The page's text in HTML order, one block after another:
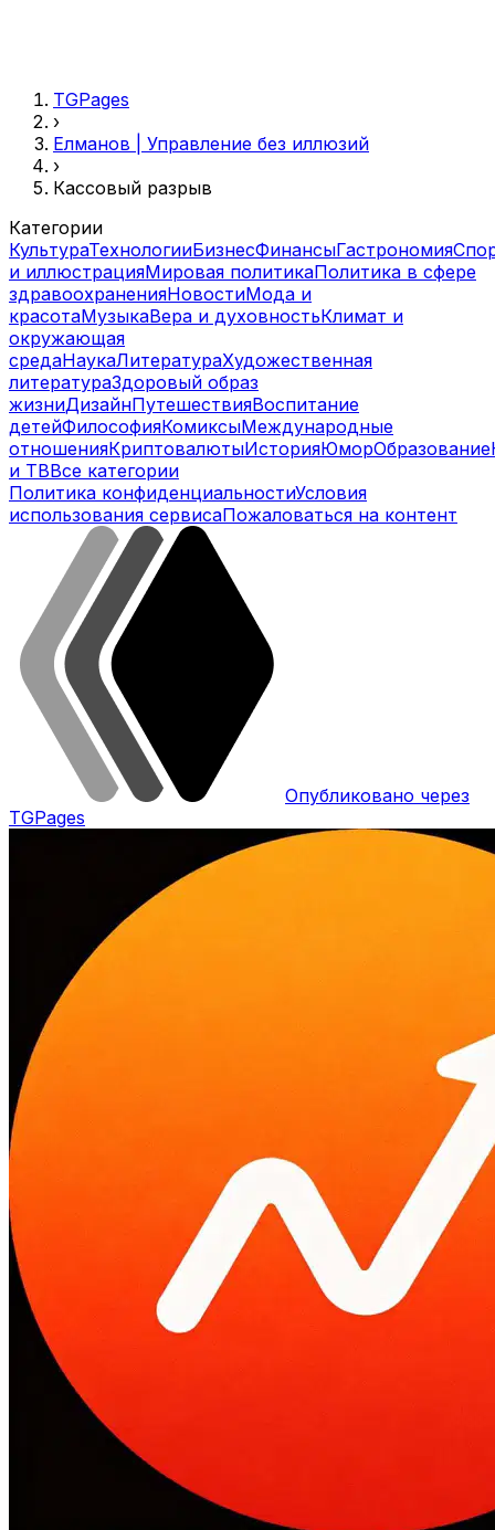
TGPages
›
Елманов | Управление без иллюзий
›
Кассовый разрыв
Категории
КультураТехнологииБизнесФинансыГастрономия
и иллюстрацияМировая политикаПолитика в сфере
здравоохраненияНовостиМода и
красотаМузыкаВера и духовностьКлимат и
окружающая
средаНаукаЛитератураХудожественная
литератураЗдоровый образ
жизниДизайнПутешествияВоспитание
детейФилософияКомиксыМеждународные
отношенияКриптовалютыИсторияЮморОбразование
и ТВВсе категории
Политика конфиденциальностиУсловия
использования сервисаПожаловаться на контент
Опубликовано через
TGPages